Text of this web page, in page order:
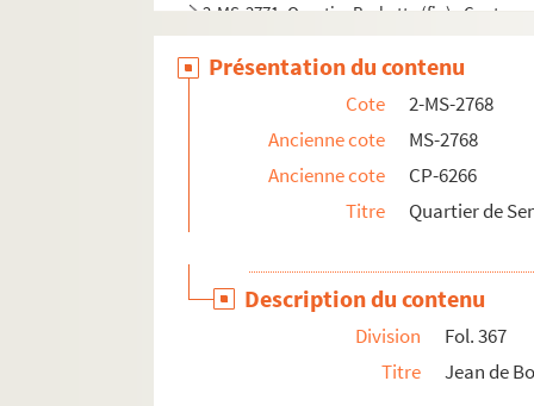
2-MS-2771. Quartier Barbette (fin) ;
2-MS-2778. Fouilles archéologiques à Paris :
2-MS-2779. Fouilles archéologiques à Paris :
2-MS-2780. Fouilles archéologiques à Paris :
2-MS-2781. Fouilles archéologiques à Paris :
Présentation du contenu
Cote
2-MS-2768
Ancienne cote
MS-2768
Ancienne cote
CP-6266
Titre
Quartier de
Description du contenu
Division
Fol. 367
Titre
Jean de